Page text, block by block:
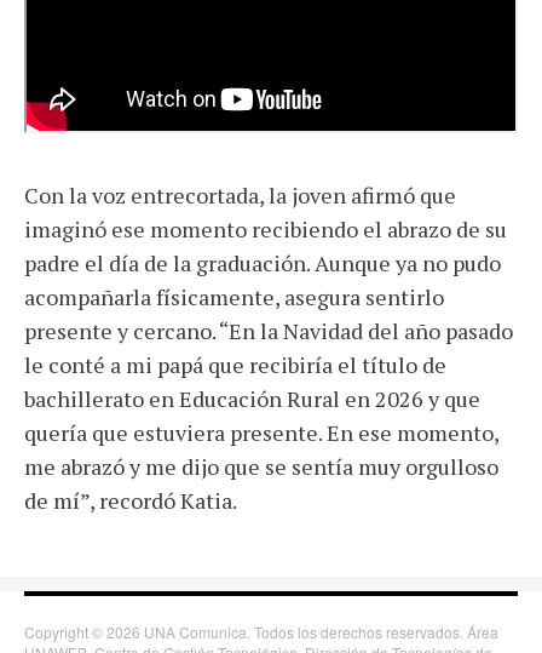
Con la voz entrecortada, la joven afirmó que
imaginó ese momento recibiendo el abrazo de su
padre el día de la graduación. Aunque ya no pudo
acompañarla físicamente, asegura sentirlo
presente y cercano. “En la Navidad del año pasado
le conté a mi papá que recibiría el título de
bachillerato en Educación Rural en 2026 y que
quería que estuviera presente. En ese momento,
me abrazó y me dijo que se sentía muy orgulloso
de mí”, recordó Katia.
Copyright © 2026 UNA Comunica. Todos los derechos reservados. Área